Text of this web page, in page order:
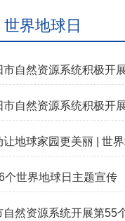
世界地球日
市自然资源系统积极开
市自然资源系统积极开
让地球家园更美丽 | 世界
个世界地球日主题宣传
自然资源系统开展第55